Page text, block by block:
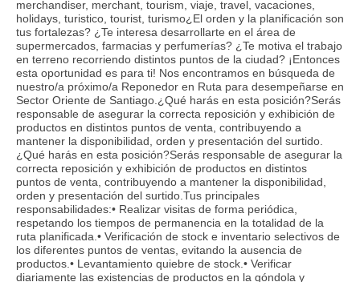
merchandiser, merchant, tourism, viaje, travel, vacaciones,
holidays, turistico, tourist, turismo¿El orden y la planificación son
tus fortalezas? ¿Te interesa desarrollarte en el área de
supermercados, farmacias y perfumerías? ¿Te motiva el trabajo
en terreno recorriendo distintos puntos de la ciudad? ¡Entonces
esta oportunidad es para ti! Nos encontramos en búsqueda de
nuestro/a próximo/a Reponedor en Ruta para desempeñarse en
Sector Oriente de Santiago.¿Qué harás en esta posición?Serás
responsable de asegurar la correcta reposición y exhibición de
productos en distintos puntos de venta, contribuyendo a
mantener la disponibilidad, orden y presentación del surtido.
¿Qué harás en esta posición?Serás responsable de asegurar la
correcta reposición y exhibición de productos en distintos
puntos de venta, contribuyendo a mantener la disponibilidad,
orden y presentación del surtido.Tus principales
responsabilidades:• Realizar visitas de forma periódica,
respetando los tiempos de permanencia en la totalidad de la
ruta planificada.• Verificación de stock e inventario selectivos de
los diferentes puntos de ventas, evitando la ausencia de
productos.• Levantamiento quiebre de stock.• Verificar
diariamente las existencias de productos en la góndola y